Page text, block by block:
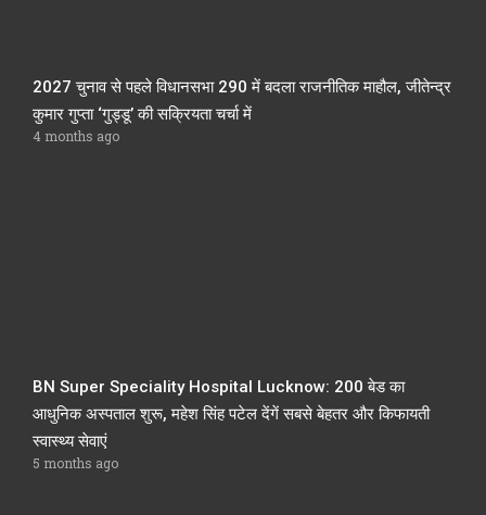
2027 चुनाव से पहले विधानसभा 290 में बदला राजनीतिक माहौल, जीतेन्द्र
कुमार गुप्ता ‘गुड्डू’ की सक्रियता चर्चा में
4 months ago
BN Super Speciality Hospital Lucknow: 200 बेड का
आधुनिक अस्पताल शुरू, महेश सिंह पटेल देंगें सबसे बेहतर और किफायती
स्वास्थ्य सेवाएं
5 months ago